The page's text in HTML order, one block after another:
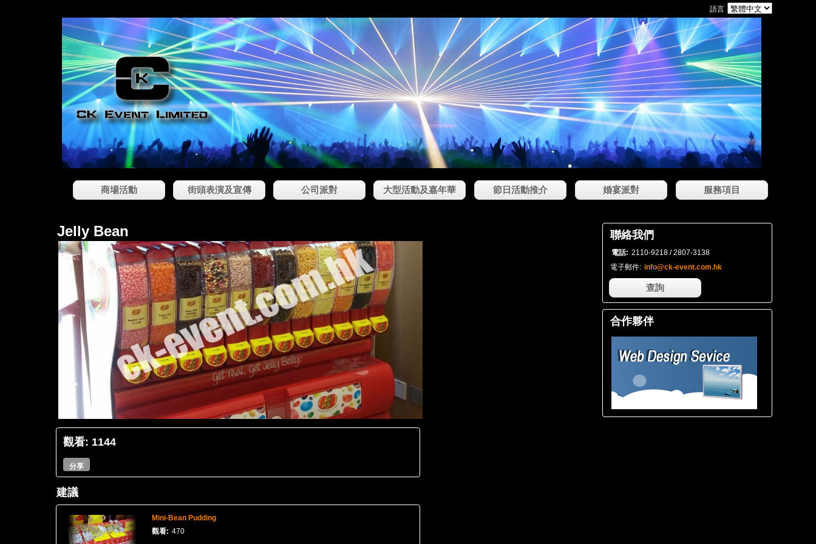
語言
商場活動 街頭表演及宣傳 公司派對 大型活動及嘉年華 節日活動推介 婚宴派對 服務項目
Jelly Bean
觀看: 1144
分享
建議
Mini-Bean Pudding
觀看: 470
聯絡我們
電話: 2110-9218 / 2807-3138
電子郵件: info@ck-event.com.hk
查詢
合作夥伴